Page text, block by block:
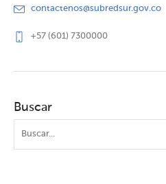
contactenos@subredsur.gov.co
+57 (601) 7300000
Buscar